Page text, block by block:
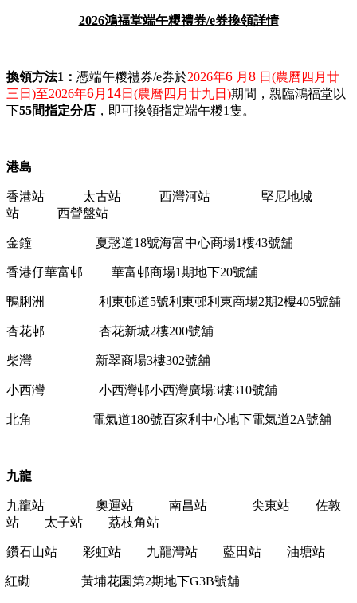
2026鴻福堂端午糭禮券/e券換領詳情
換領方法1 ： 憑端午糭禮券/e券於2026年6 月8 日 (農曆四月廿
三日 )至2026年6月14日 (農曆四月廿九日 )期間，親臨鴻福堂以
下55間指定分店 ，即可換領指定端午糭1隻。
港島
香港站 太古站 西灣河站
堅尼地城
站
西營盤站
金鐘 夏愨道18號海富中心商場1樓43號舖
香港仔華富邨 華富邨商場1期地下20號舖
鴨脷洲 利東邨道5號利東邨利東商場2期2樓405號舖
杏花邨 杏花新城2樓200號舖
柴灣 新翠商場3樓302號舖
小西灣 小西灣邨小西灣廣場3樓310號舖
北角 電氣道180號百家利中心地下電氣道2A號舖
九龍
九龍站 奧運站 南昌站 尖東站 佐敦
站 太子站 荔枝角站
鑽石山站 彩虹站 九龍灣站 藍田站 油塘站
紅磡 黃埔花園第2期地下G3B號舖